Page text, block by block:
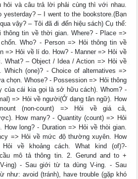
hỏi và câu trả lời phải cùng thì với nhau.
yesterday? – I went to the bookstore.(Bạn
vậy? – Tôi đã đi đến hiệu sách) Cụ thể:
thông tin về thời gian. Where? - Place =>
Who? - Person => Hỏi thông tin về
=> Hỏi về lí do. How? - Manner => Hỏi về
What? – Object / Idea / Action => Hỏi về
Which (one)? - Choice of alternatives =>
chọn. Whose? - Possession => Hỏi thông
của cái kia gọi là sở hữu cách). Whom? -
=> Hỏi về người(Ở dạng tân ngữ). How
(non-count) => Hỏi về giá cả,
How many? - Quantity (count) => Hỏi
long? - Duration => Hỏi về thòi gian.
=> Hỏi về mức độ thường xuyên. How
về khoảng cách. What kind (of)?-
mô tả thông tin. 2. Gerund and to +
ing) - Sau giới từ ta dùng V-ing. - Sau
như: avoid (tránh), have trouble (gặp khó